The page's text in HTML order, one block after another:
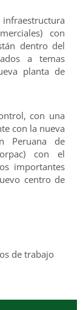
con
dentro del
a temas
planta de
con una
con la nueva
Peruana de
con el
importantes
centro de
de trabajo